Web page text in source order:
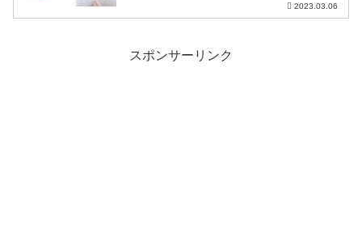
2023.03.06
スポンサーリンク